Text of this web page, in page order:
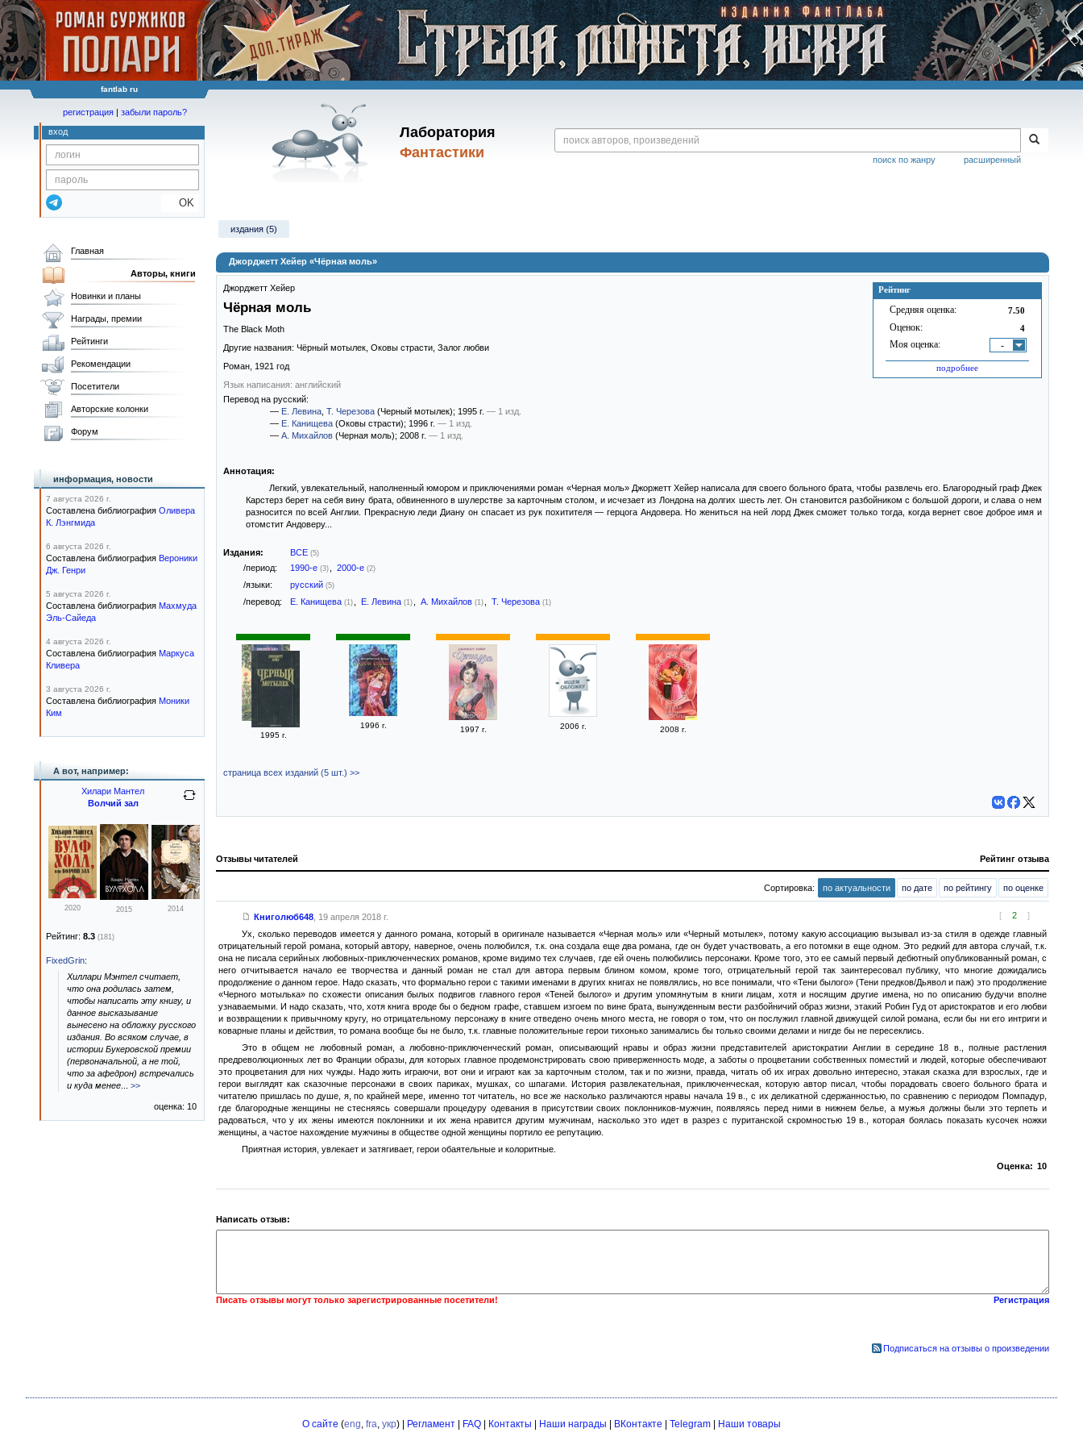
fantlab ru
Лаборатория
Фантастики
расширенный
поиск по жанру
регистрация | забыли пароль?
вход
OK
издания (5)
Джорджетт Хейер «Чёрная моль»
Рейтинг
Средняя оценка: 7.50
Оценок: 4
Моя оценка: -
подробнее
Джорджетт Хейер
Чёрная моль
The Black Moth
Другие названия: Чёрный мотылек, Оковы страсти, Залог любви
Роман, 1921 год
Язык написания: английский
Перевод на русский:
— Е. Левина Т. Черезова (Черный мотылек); 1995 г. — 1 изд.
— Е. Канищева (Оковы страсти); 1996 г. — 1 изд.
— А. Михайлов (Черная моль); 2008 г. — 1 изд.
Аннотация:
Легкий, увлекательный, наполненный юмором и приключениями роман «Черная моль» Джоржетт Хейер написала для своего больного брата, чтобы развлечь его. Благородный граф Джек
Карстерз берет на себя вину брата, обвиненного в шулерстве за карточным столом, и исчезает из Лондона на долгих шесть лет. Он становится разбойником с большой дороги, и слава о нем
разносится по всей Англии. Прекрасную леди Диану он спасает из рук похитителя — герцога Андовера. Но жениться на ней лорд Джек сможет только тогда, когда вернет свое доброе имя и
отомстит Андоверу...
Издания: ВСЕ (5)
/период: 1990-е (3) 2000-е (2)
/языки: русский (5)
/перевод: Е. Канищева (1) Е. Левина (1) А. Михайлов (1) Т. Черезова (1)
1995 г.
1996 г. 1997 г. 2006 г. 2008 г.
страница всех изданий (5 шт.) >>
Отзывы читателей Рейтинг отзыва
Сортировка: по актуальности по дате по рейтингу по оценке
[ 2 ]
Книголюб648, 19 апреля 2018 г.
Ух, сколько переводов имеется у данного романа, который в оригинале называется «Черная моль» или «Черный мотылек», потому какую ассоциацию вызывал из-за стиля в одежде главный
отрицательный герой романа, который автору, наверное, очень полюбился, т.к. она создала еще два романа, где он будет участвовать, а его потомки в еще одном. Это редкий для автора случай, т.к.
она не писала серийных любовных-приключенческих романов, кроме видимо тех случаев, где ей очень полюбились персонажи. Кроме того, это ее самый первый дебютный опубликованный роман, с
него отчитывается начало ее творчества и данный роман не стал для автора первым блином комом, кроме того, отрицательный герой так заинтересовал публику, что многие дожидались
продолжение о данном герое. Надо сказать, что формально герои с такими именами в других книгах не появлялись, но все понимали, что «Тени былого» (Тени предков/Дьявол и паж) это продолжение
«Черного мотылька» по схожести описания былых подвигов главного героя «Теней былого» и другим упомянутым в книги лицам, хотя и носящим другие имена, но по описанию будучи вполне
узнаваемыми. И надо сказать, что, хотя книга вроде бы о бедном графе, ставшем изгоем по вине брата, вынужденным вести разбойничий образ жизни, этакий Робин Гуд от аристократов и его любви
и возвращении к привычному кругу, но отрицательному персонажу в книге отведено очень много места, не говоря о том, что он послужил главной движущей силой романа, если бы ни его интриги и
коварные планы и действия, то романа вообще бы не было, т.к. главные положительные герои тихонько занимались бы только своими делами и нигде бы не пересеклись.
Это в общем не любовный роман, а любовно-приключенческий роман, описывающий нравы и образ жизни представителей аристократии Англии в середине 18 в., полные растления
предреволюционных лет во Франции образы, для которых главное продемонстрировать свою приверженность моде, а заботы о процветании собственных поместий и людей, которые обеспечивают
это процветания для них чужды. Надо жить играючи, вот они и играют как за карточным столом, так и по жизни, правда, читать об их играх довольно интересно, этакая сказка для взрослых, где и
герои выглядят как сказочные персонажи в своих париках, мушках, со шпагами. История развлекательная, приключенческая, которую автор писал, чтобы порадовать своего больного брата и
читателю пришлась по душе, я, по крайней мере, именно тот читатель, но все же насколько различаются нравы начала 19 в., с их деликатной сдержанностью, по сравнению с периодом Помпадур,
где благородные женщины не стесняясь совершали процедуру одевания в присутствии своих поклонников-мужчин, появляясь перед ними в нижнем белье, а мужья должны были это терпеть и
радоваться, что у их жены имеются поклонники и их жена нравится другим мужчинам, насколько это идет в разрез с пуританской скромностью 19 в., которая боялась показать кусочек ножки
женщины, а частое нахождение мужчины в обществе одной женщины портило ее репутацию.
Приятная история, увлекает и затягивает, герои обаятельные и колоритные.
Оценка: 10
Написать отзыв:
Писать отзывы могут только зарегистрированные посетители! Регистрация
Подписаться на отзывы о произведении
Главная
Авторы, книги
Новинки и планы
Награды, премии
Рейтинги
Рекомендации
Посетители
Авторские колонки
Форум
информация, новости
7 августа 2026 г.
Составлена библиография Оливера
К. Лэнгмида
6 августа 2026 г.
Составлена библиография Вероники
Дж. Генри
5 августа 2026 г.
Составлена библиография Махмуда
Эль-Сайеда
4 августа 2026 г.
Составлена библиография Маркуса
Кливера
3 августа 2026 г.
Составлена библиография Моники
Ким
А вот, например:
Хилари Мантел
Волчий зал
2020 2015 2014
Рейтинг: 8.3 (181)
FixedGrin:
Хиллари Мэнтел считает,
что она родилась затем,
чтобы написать эту книгу, и
данное высказывание
вынесено на обложку русского
издания. Во всяком случае, в
истории Букеровской премии
(первоначальной, а не той,
что за афедрон) встречались
и куда менее
>>
оценка: 10
О сайте (eng, fra, укр) | Регламент FAQ Контакты Наши награды ВКонтакте Telegram Наши товары